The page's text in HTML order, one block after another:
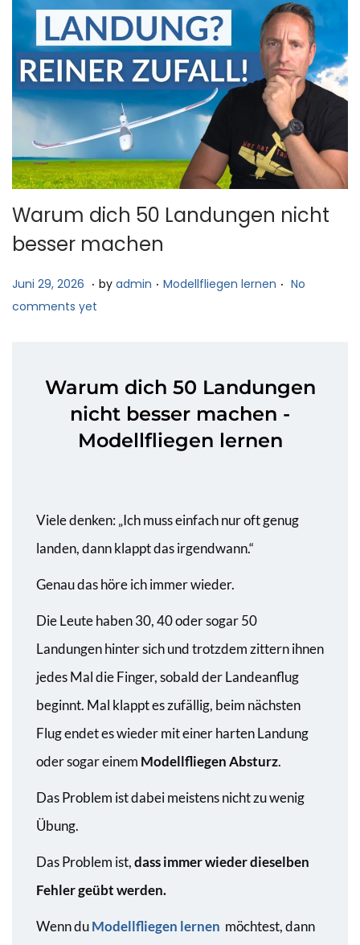
Warum dich 50 Landungen nicht
besser machen
P
o
Juni 29, 2026 J
u
9
,
2
. by admin . P
d
i
n
Modellfliegen lernen . No
comments yet
Warum dich 50 Landungen
nicht besser machen -
Modellfliegen lernen
Viele denken: „Ich muss einfach nur oft genug
landen, dann klappt das irgendwann.“
Genau das höre ich immer wieder.
Die Leute haben 30, 40 oder sogar 50
Landungen hinter sich und trotzdem zittern ihnen
jedes Mal die Finger, sobald der Landeanflug
beginnt. Mal klappt es zufällig, beim nächsten
Flug endet es wieder mit einer harten Landung
oder sogar einem Modellfliegen Absturz.
Das Problem ist dabei meistens nicht zu wenig
Übung.
Das Problem ist,dass immer wieder dieselben
Fehler geübt werden.
Wenn duModellfliegen lernen möchtest, dann